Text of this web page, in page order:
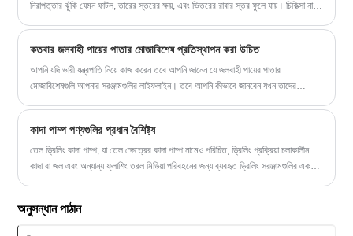
নিরাপত্তার ঝুঁকি যেমন ফাটল, তারের স্তরের ক্ষয়, এবং ভিতরের রাবার স্তর ফুলে যায়। চিকিত্সা না
তাদের পুনর্নবীকরণ করা এবং তাদের ব্যবহার চালিয়ে যাওয়া কি আরও ব্যয়-কার্যকর?
কতবার জলবাহী পায়ের পাতার মোজাবিশেষ প্রতিস্থাপন করা উচিত
আপনি যদি ভারী যন্ত্রপাতি নিয়ে কাজ করেন তবে আপনি জানেন যে জলবাহী পায়ের পাতার
মোজাবিশেষগুলি আপনার সরঞ্জামগুলির লাইফলাইন। তবে আপনি কীভাবে জানবেন যখন তাদের
করা ব্যয়বহুল ডাউনটাইম হতে পারে - বা আরও খারাপ, সুরক্ষার ঝুঁকি।
কাদা পাম্প পণ্যগুলির প্রধান বৈশিষ্ট্য
তেল ড্রিলিং কাদা পাম্প, যা তেল ক্ষেত্রের কাদা পাম্প নামেও পরিচিত, ড্রিলিং প্রক্রিয়া চলাকালীন
কাদা বা জল এবং অন্যান্য ফ্লাশিং তরল মিডিয়া পরিবহনের জন্য ব্যবহৃত ড্রিলিং সরঞ্জামগুলির একটি
অনুসন্ধান পাঠান